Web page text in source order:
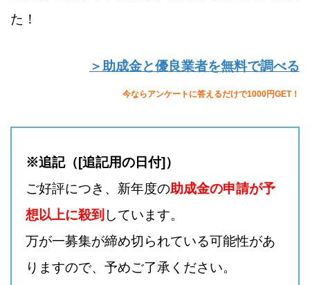
た！
＞助成金と優良業者を無料で調べる
今ならアンケートに答えるだけで1000円GET！
※追記（[追記用の日付]）
ご好評につき、新年度の助成金の申請が予
想以上に殺到 しています。
万が一募集が締め切られている可能性があ
りますので、予めご了承ください。